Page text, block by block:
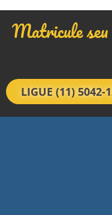
Matricule seu
LIGUE (11) 5042-